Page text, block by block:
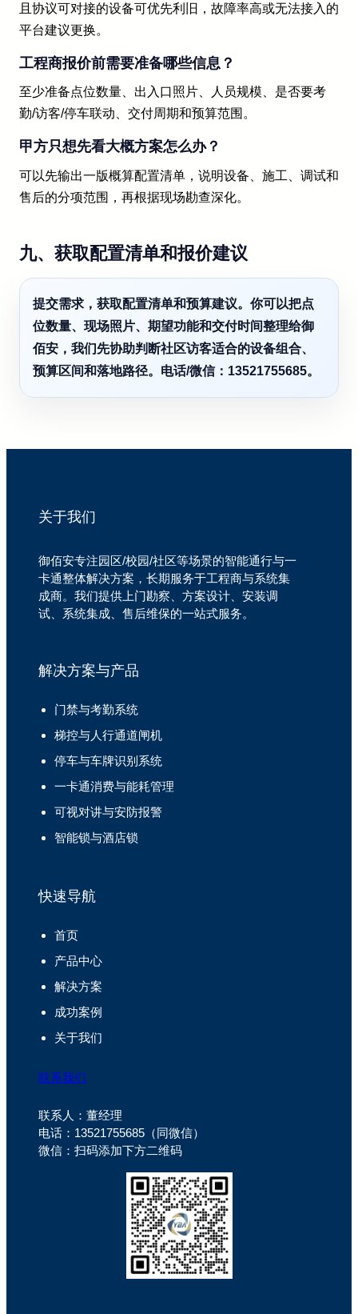
且协议可对接的设备可优先利旧，故障率高或无法接入的
平台建议更换。
工程商报价前需要准备哪些信息？
至少准备点位数量、出入口照片、人员规模、是否要考
勤/访客/停车联动、交付周期和预算范围。
甲方只想先看大概方案怎么办？
可以先输出一版概算配置清单，说明设备、施工、调试和
售后的分项范围，再根据现场勘查深化。
九、获取配置清单和报价建议
提交需求，获取配置清单和预算建议。你可以把点
位数量、现场照片、期望功能和交付时间整理给御
佰安，我们先协助判断社区访客适合的设备组合、
预算区间和落地路径。电话/微信：13521755685。
关于我们
御佰安专注园区/校园/社区等场景的智能通行与一
卡通整体解决方案，长期服务于工程商与系统集
成商。我们提供上门勘察、方案设计、安装调
试、系统集成、售后维保的一站式服务。
解决方案与产品
门禁与考勤系统
梯控与人行通道闸机
停车与车牌识别系统
一卡通消费与能耗管理
可视对讲与安防报警
智能锁与酒店锁
快速导航
首页
产品中心
解决方案
成功案例
关于我们
联系我们
联系人：董经理
电话：13521755685（同微信）
微信：扫码添加下方二维码